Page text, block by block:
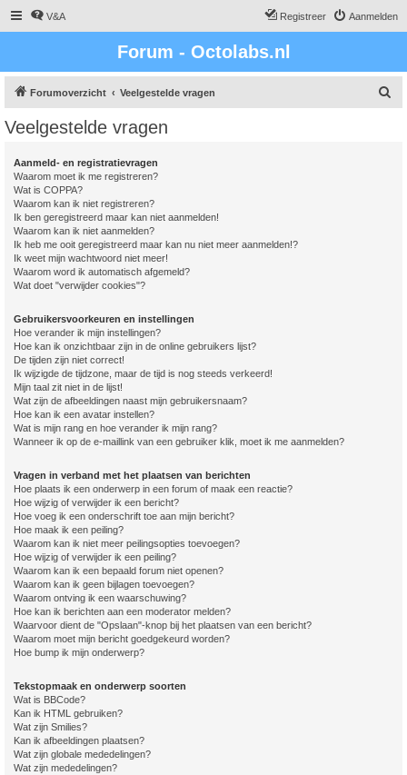
V&A Aanmelden
Registreer
Forum - Octolabs.nl
Forumoverzicht Veelgestelde vragen
Veelgestelde vragen
Aanmeld- en registratievragen
Waarom moet ik me registreren?
Wat is COPPA?
Waarom kan ik niet registreren?
Ik ben geregistreerd maar kan niet aanmelden!
Waarom kan ik niet aanmelden?
Ik heb me ooit geregistreerd maar kan nu niet meer aanmelden!?
Ik weet mijn wachtwoord niet meer!
Waarom word ik automatisch afgemeld?
Wat doet "verwijder cookies"?
Gebruikersvoorkeuren en instellingen
Hoe verander ik mijn instellingen?
Hoe kan ik onzichtbaar zijn in de online gebruikers lijst?
De tijden zijn niet correct!
Ik wijzigde de tijdzone, maar de tijd is nog steeds verkeerd!
Mijn taal zit niet in de lijst!
Wat zijn de afbeeldingen naast mijn gebruikersnaam?
Hoe kan ik een avatar instellen?
Wat is mijn rang en hoe verander ik mijn rang?
Wanneer ik op de e-maillink van een gebruiker klik, moet ik me aanmelden?
Vragen in verband met het plaatsen van berichten
Hoe plaats ik een onderwerp in een forum of maak een reactie?
Hoe wijzig of verwijder ik een bericht?
Hoe voeg ik een onderschrift toe aan mijn bericht?
Hoe maak ik een peiling?
Waarom kan ik niet meer peilingsopties toevoegen?
Hoe wijzig of verwijder ik een peiling?
Waarom kan ik een bepaald forum niet openen?
Waarom kan ik geen bijlagen toevoegen?
Waarom ontving ik een waarschuwing?
Hoe kan ik berichten aan een moderator melden?
Waarvoor dient de "Opslaan"-knop bij het plaatsen van een bericht?
Waarom moet mijn bericht goedgekeurd worden?
Hoe bump ik mijn onderwerp?
Tekstopmaak en onderwerp soorten
Wat is BBCode?
Kan ik HTML gebruiken?
Wat zijn Smilies?
Kan ik afbeeldingen plaatsen?
Wat zijn globale mededelingen?
Wat zijn mededelingen?